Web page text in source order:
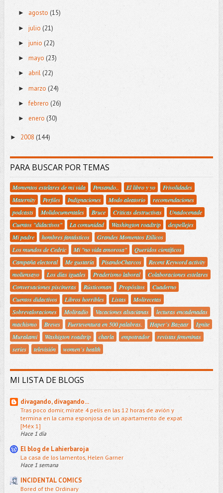
► agosto (15)
► julio (21)
► junio (22)
► mayo (23)
► abril (22)
► marzo (24)
►febrero (26)
► enero (30)
► 2008 (144)
PARA BUSCAR POR TEMAS
Momentos estelares de mi vida Pensando.. El libro y yo
Frivolidades
Maternity
Perfiles Indignaciones Modo aleatorio
recomendaciones
podcasts
Molidocumentales Bruce Criticas destructivas
Unadocenade
Cuentos "didactivos"
La comunidad Washington roadtrip
despellejes
Mi padre
hombres fantásticos
Grandes Momentos Etílicos
Los mundos de Cedric
Mi "no vida amorosa"
Queridos científicos
Campaña electoral
Me gustaría PisandoCharcos
Recent Keyword activity
moliensayo
Los días iguales Praderismo laboral
Colaboraciones estelares
Conversaciones piscineras
Rústicoman Propósitos
Cuaderno
Cuentos didactivos
Libros horribles Listas
Molirecetas
Sobrevaloraciones
Moliradio Vacaciones alsacianas
lecturas encadenadas
machismo
Breves Fuerteventura en 500 palabras. Haper´s Bazaar
Ignite
Murakami
Washigton roadtrip charla empotrador
revistas femeninas
series
televisión women´s health
MI LISTA DE BLOGS
divagando, divagando...
Tras poco domir, mírate 4 pelis en las 12 horas de avión y
termina en la cama esponjosa de un apartamento de expat
[Méx 1]
Hace 1 día
El blog de Lahierbaroja
La casa de los lamentos, Helen Garner
Hace 1 semana
INCIDENTAL COMICS
Bored of the Ordinary